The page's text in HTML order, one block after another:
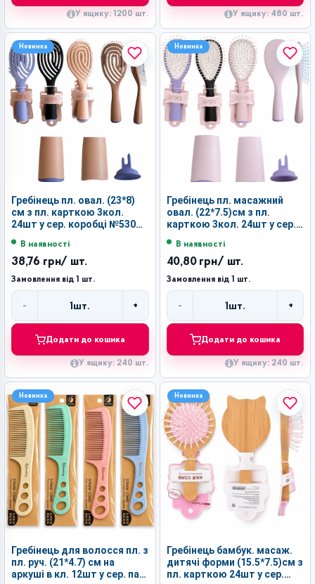
У ящику: 1200 шт. У ящику: 480 шт.
Новинка
Гребінець пл. овал. (23*8)
см з пл. карткою 3кол.
24шт у сер. коробці №530
В наявності
38,76 грн/ шт.
Замовлення від 1 шт.
- 1 шт. +
Додати до кошика
У ящику: 240 шт.
Новинка
Гребінець пл. масажний
овал. (22*7.5)см з пл.
карткою 3кол. 24шт у сер.
В наявності
40,80 грн/ шт.
Замовлення від 1 шт.
- 1 шт. +
Додати до кошика
У ящику: 240 шт.
Новинка
Гребінець для волосся пл. з
пл. руч. (21*4.7) см на
аркуші в кл. 12шт у сер. пач.
Новинка
Гребінець бамбук. масаж.
дитячі форми (15.5*7.5)см з
пл. карткою 24шт у сер.